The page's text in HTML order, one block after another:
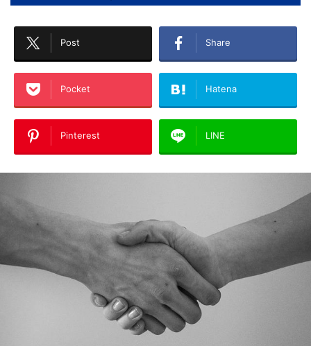
Post Share
Pocket Hatena
Pinterest LINE